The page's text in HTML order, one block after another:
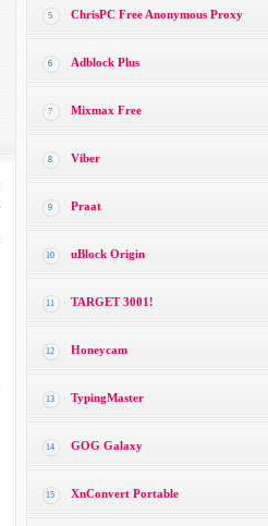
5 ChrisPC Free Anonymous Proxy
6 Adblock Plus
7 Mixmax Free
8 Viber
9 Praat
10 uBlock Origin
11 TARGET 3001!
12 Honeycam
13 TypingMaster
14 GOG Galaxy
15 XnConvert Portable